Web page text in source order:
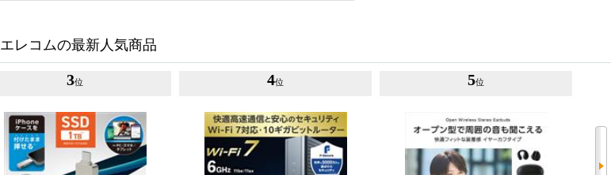
エレコムの最新人気商品
3位 4位 5位